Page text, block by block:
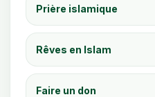
Prière islamique
Rêves en Islam
Faire un don